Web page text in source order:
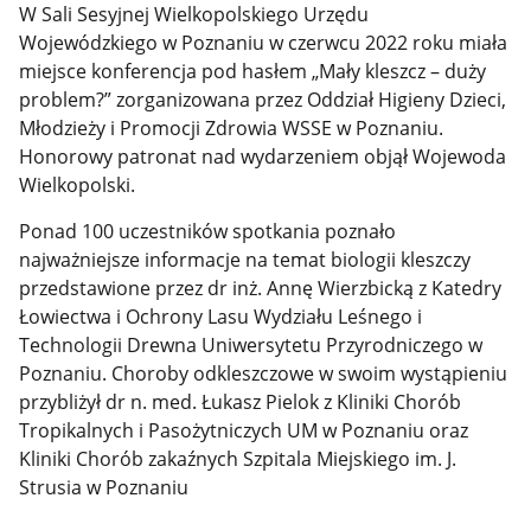
W Sali Sesyjnej Wielkopolskiego Urzędu
Wojewódzkiego w Poznaniu w czerwcu 2022 roku miała
miejsce konferencja pod hasłem „Mały kleszcz – duży
problem?” zorganizowana przez Oddział Higieny Dzieci,
Młodzieży i Promocji Zdrowia WSSE w Poznaniu.
Honorowy patronat nad wydarzeniem objął Wojewoda
Wielkopolski.
Ponad 100 uczestników spotkania poznało
najważniejsze informacje na temat biologii kleszczy
przedstawione przez dr inż. Annę Wierzbicką z Katedry
Łowiectwa i Ochrony Lasu Wydziału Leśnego i
Technologii Drewna Uniwersytetu Przyrodniczego w
Poznaniu. Choroby odkleszczowe w swoim wystąpieniu
przybliżył dr n. med. Łukasz Pielok z Kliniki Chorób
Tropikalnych i Pasożytniczych UM w Poznaniu oraz
Kliniki Chorób zakaźnych Szpitala Miejskiego im. J.
Strusia w Poznaniu